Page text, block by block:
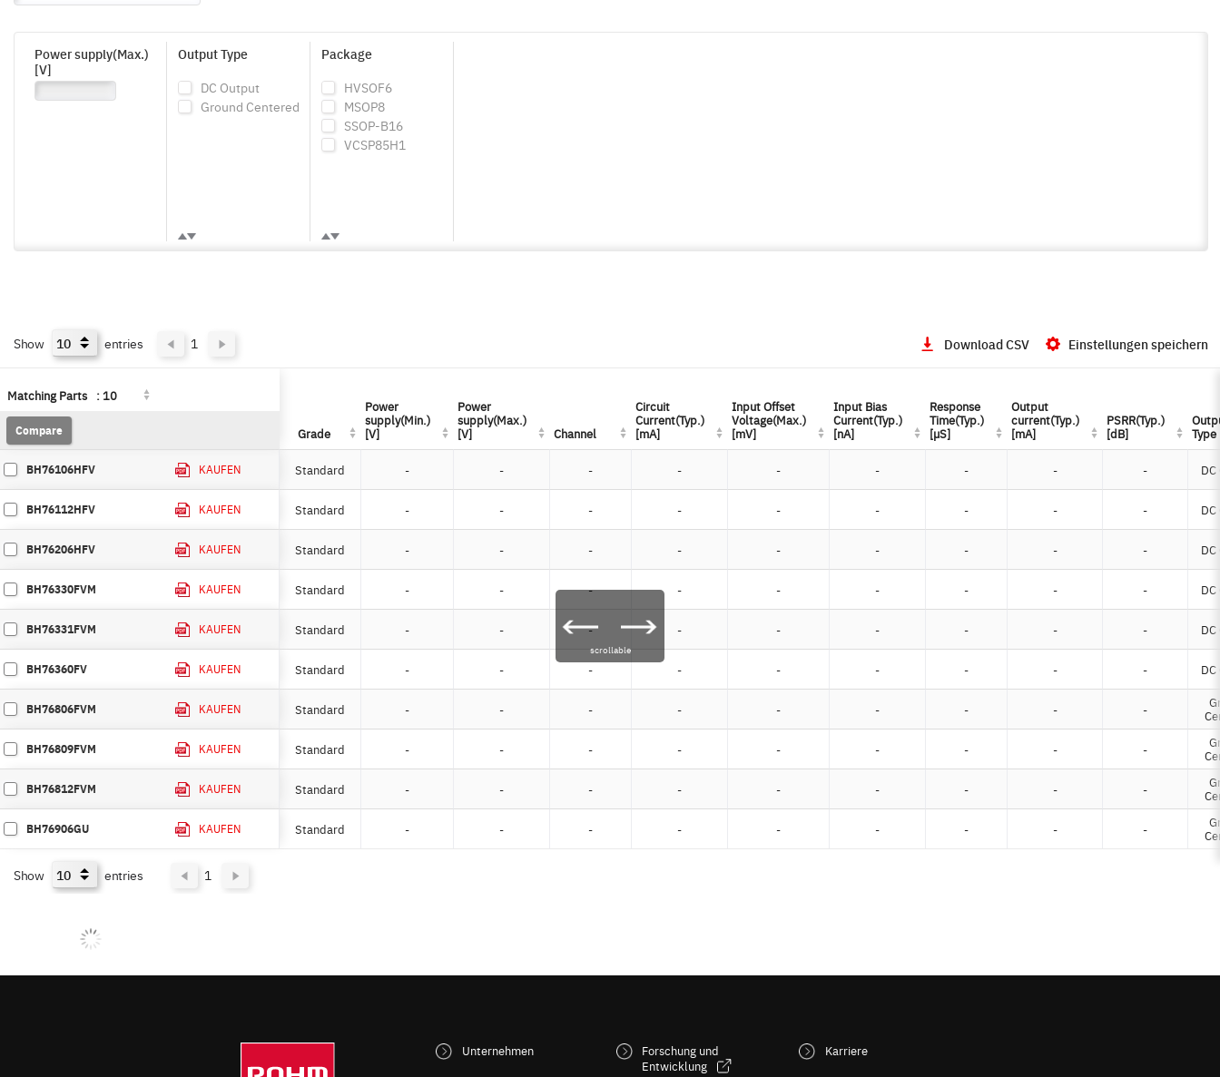
Power supply(Max.)
[V]
Output Type
DC Output
Ground Centered
Package
HVSOF6
MSOP8
SSOP-B16
VCSP85H1
Show entries 1 Download CSV Einstellungen speichern
Matching Parts :10
Compare Grade
Power
supply(Min.)
[V]
Power
supply(Max.)
[V]
Channel
Circuit
Current(Typ.)
[mA]
Input Offset
Voltage(Max.)
[mV]
Input Bias
Current(Typ.)
[nA]
Response
Time(Typ.)
[µS]
Output
current(Typ.)
[mA]
PSRR(Typ.)
[dB]
Type
BH76106HFV KAUFEN Standard - - - - - - - - -
BH76112HFV KAUFEN Standard - - - - - - - - -
BH76206HFV KAUFEN Standard - - - - - - - - -
BH76330FVM KAUFEN Standard - - - - - - - - -
BH76331FVM KAUFEN Standard - - - - - - - - -
BH76360FV KAUFEN Standard - - - - - - - - -
BH76806FVM KAUFEN Standard - - - - - - - - -
BH76809FVM KAUFEN Standard - - - - - - - - -
BH76812FVM KAUFEN Standard - - - - - - - - -
BH76906GU KAUFEN Standard - - - - - - - - -
Matching Parts :10
Compare Grade
Power
supply(Min.)
[V]
Power
supply(Max.)
[V]
Channel
Circuit
Current(Typ.)
[mA]
Input Offset
Voltage(Max.)
[mV]
Input Bias
Current(Typ.)
[nA]
Response
Time(Typ.)
[µS]
Output
current(Typ.)
[mA]
PSRR(Typ.)
[dB]
Type
scrollable
Show entries 1
Unternehmen
Forschung und
Entwicklung
Karriere